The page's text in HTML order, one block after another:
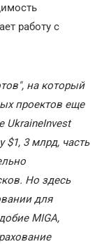
работу с
на который
проектов еще
UkraineInvest
3 млрд, часть
Но здесь
для
MIGA,